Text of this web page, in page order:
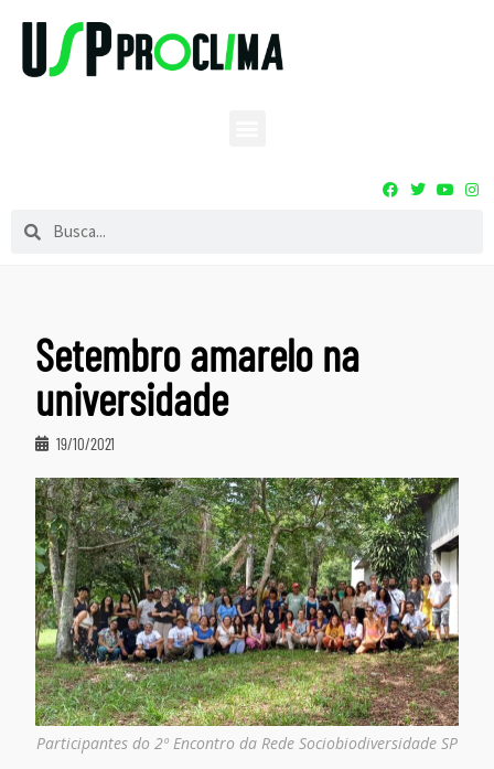
Setembro amarelo na
universidade
19/10/2021
Participantes do 2º Encontro da Rede Sociobiodiversidade SP